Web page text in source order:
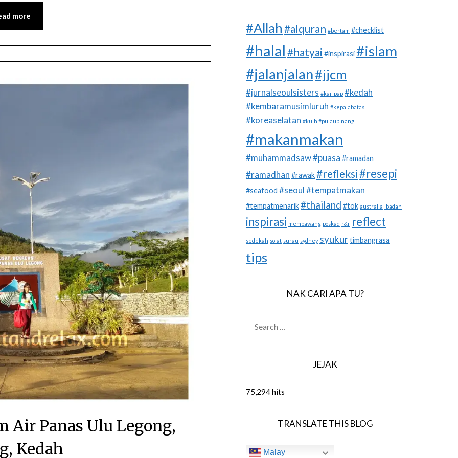
more
Air Panas Ulu Legong,
Kedah
#Allah #alquran #bertam #checklist
#halal #hatyai #inspirasi#islam
#jalanjalan#jjcm
#jurnalseoulsisters #karipap #kedah
#kembaramusimluruh #kepalabatas
#koreaselatan #kuih #pulaupinang
#makanmakan
#muhammadsaw#puasa #ramadan
#ramadhan #rawak#refleksi#resepi
#seafood #seoul#tempatmakan
#tempatmenarik#thailand #tok australia ibadah
inspirasi membawang poskad r&r reflect
sedekah solat surau sydney syukurtimbangrasa
tips
NAK CARI APA TU?
FOR:
JEJAK
75,294 hits
TRANSLATE THIS BLOG
Malay